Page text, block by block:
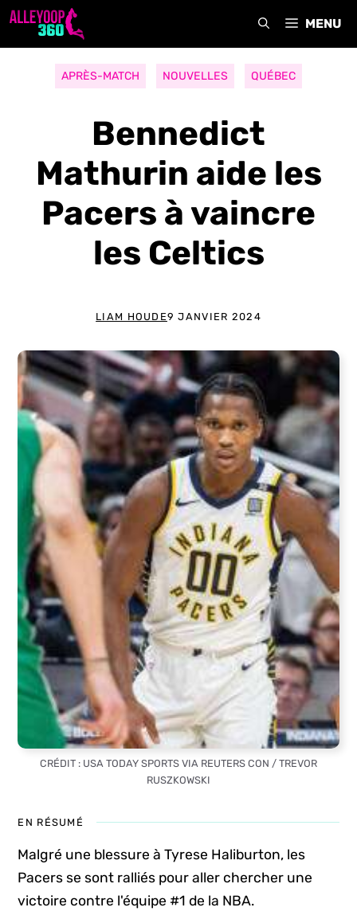
Aller
MENU
APRÈS-MATCH NOUVELLES QUÉBEC
Bennedict
Mathurin aide les
Pacers à vaincre
les Celtics
LIAM HOUDE9 JANVIER 2024
CRÉDIT : USA TODAY SPORTS VIA REUTERS CON / TREVOR
RUSZKOWSKI
EN RÉSUMÉ
Malgré une blessure à Tyrese Haliburton, les
Pacers se sont ralliés pour aller chercher une
victoire contre l'équipe #1 de la NBA.